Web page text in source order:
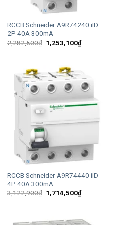
RCCB Schneider A9R74240 iID
2P 40A 300mA
2,282,500₫ Giá
gốc
1,253,100₫Giá
hiện
RCCB Schneider A9R74440 iID
4P 40A 300mA
3,122,900₫ Giá
gốc
1,714,500₫Giá
hiện
1,714,500₫.